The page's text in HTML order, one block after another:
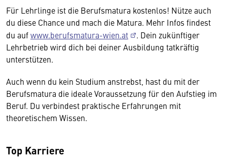
Für Lehrlinge ist die Berufsmatura kostenlos! Nütze auch
du diese Chance und mach die Matura. Mehr Infos findest
du aufwww.berufsmatura-wien.at
. Dein zukünftiger
Lehrbetrieb wird dich bei deiner Ausbildung tatkräftig
unterstützen.
Auch wenn du kein Studium anstrebst, hast du mit der
Berufsmatura die ideale Voraussetzung für den Aufstieg im
Beruf. Du verbindest praktische Erfahrungen mit
theoretischem Wissen.
Top Karriere